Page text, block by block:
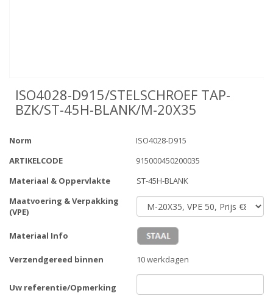
ISO4028-D915/STELSCHROEF TAP-
BZK/ST-45H-BLANK/M-20X35
Norm
ISO4028-D915
ARTIKELCODE
915000450200035
Materiaal & Oppervlakte
ST-45H-BLANK
Maatvoering & Verpakking
(VPE)
Materiaal Info
Verzendgereed binnen 10 werkdagen
Uw referentie/Opmerking